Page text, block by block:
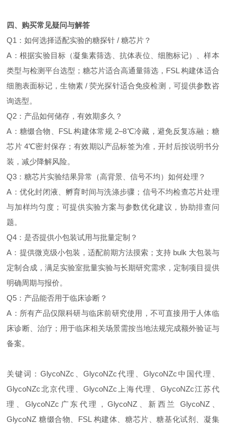
四、购买常见疑问与解答
Q1：如何选择适配实验的糖探针 / 糖芯片？
A：根据实验目标（凝集素筛选、抗体表位、细胞标记）、样本
类型与检测平台选型；糖芯片适合高通量筛选，FSL 构建体适合
细胞表面标记，生物素 / 荧光探针适合免疫检测，可提供参数咨
询选型。
Q2：产品如何储存，有效期多久？
A：糖缀合物、FSL 构建体常规 2–8℃冷藏，避免反复冻融；糖
芯片 4℃密封保存；有效期以产品标签为准，开封后按说明书分
装，减少降解风险。
Q3：糖芯片实验结果异常（高背景、信号不均）如何处理？
A：优化封闭液、孵育时间与洗涤步骤；信号不均检查芯片处理
与加样均匀度；可提供实验方案与参数优化建议，协助排查问
题。
Q4：是否提供小包装试用与批量定制？
A：提供微克级小包装，适配前期方法摸索；支持 bulk 大包装与
定制合成，满足实验室批量实验与长期研究需求，定制项目提供
明确周期与报价。
Q5：产品能否用于临床诊断？
A：所有产品仅限科研与临床前研究使用，不可直接用于人体临
床诊断、治疗；用于临床相关场景需按当地法规完成额外验证与
备案。
关键词：GlycoNZc、GlycoNZc代理、GlycoNZc中国代理、
GlycoNZc北京代理、GlycoNZc上海代理、GlycoNZc江苏代
理、GlycoNZc广东代理，GlycoNZ、新西兰 GlycoNZ、
GlycoNZ 糖缀合物、FSL 构建体、糖芯片、糖基化试剂、凝集